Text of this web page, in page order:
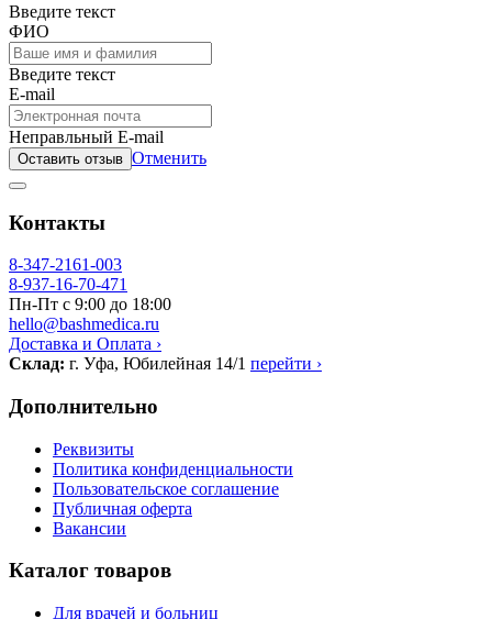
Введите текст
ФИО
Введите текст
E-mail
Неправльный E-mail
Оставить отзыв Отменить
Контакты
8-347-2161-003
8-937-16-70-471
Пн-Пт с 9:00 до 18:00
hello@bashmedica.ru
Доставка и Оплата ›
Склад: г. Уфа, Юбилейная 14/1 перейти ›
Дополнительно
Реквизиты
Политика конфиденциальности
Пользовательское соглашение
Публичная оферта
Вакансии
Каталог товаров
Для врачей и больниц